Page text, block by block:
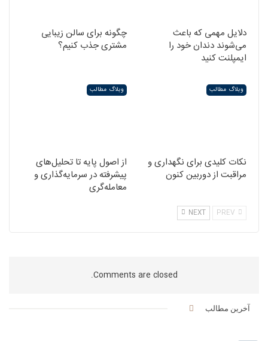
دلایل مهمی که باعث
می‌شوند دندان خود را
ایمپلنت کنید
چگونه برای سالن زیبایی
مشتری جذب کنیم؟
وبلاگ مطالب
نکات کلیدی برای نگهداری و
مراقبت از دوربین کنون
وبلاگ مطالب
از اصول پایه تا تحلیل‌های
پیشرفته در سرمایه‌گذاری و
معامله‌گری
NEXT
Comments are closed.
آخرین مطالب